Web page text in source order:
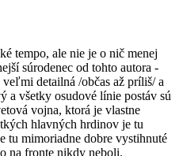
tempo, ale nie je o nič menej
súrodenec od tohto autora -
detailná /občas až príliš/ a
a všetky osudové línie postáv sú
vojna, ktorá je vlastne
hlavných hrdinov je tu
tu mimoriadne dobre vystihnuté
na fronte nikdy neboli.